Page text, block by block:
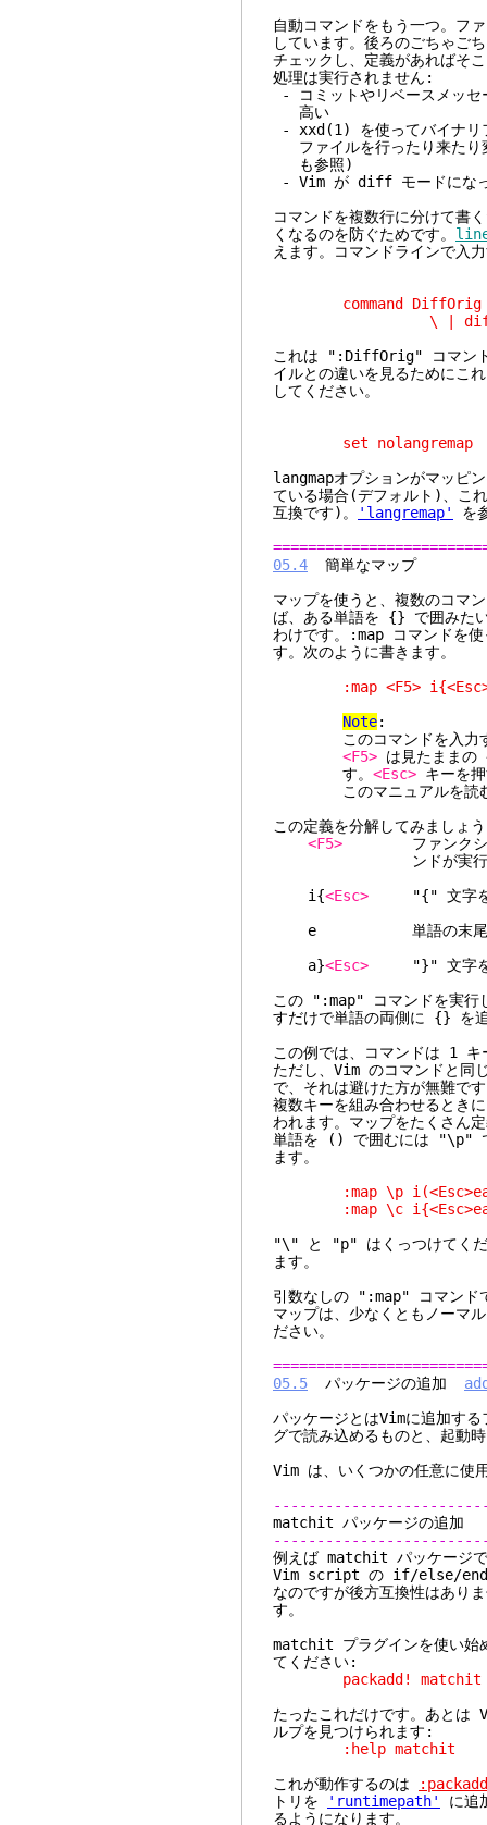
自動コマンドをもう一つ。フ
しています。後ろのごちゃご
チェックし、定義があればそ
処理は実行されません:
- コミットやリベースメッセ
高い
- xxd(1) を使ってバイナリ
ファイルを行ったり来たり
も参照)
- Vim が diff モードにな
コマンドを複数行に分けて書
くなるのを防ぐためです。
えます。コマンドラインで入
command DiffOrig
\ | diffthis |
これは ":DiffOrig" コマンド
イルとの違いを見るためにこ
してください。
set nolangremap
langmapオプションがマッピ
ている場合(デフォルト)、こ
互換です)。
'langremap'
を
05.4 簡単なマップ
マップを使うと、複数のコマ
ば、ある単語を {} で囲みた
わけです。:map コマンドを
す。次のように書きます。
:map <F5>
Note:
このコマンドを入力す
<F5> は見たままの
す。 <Esc> キーを
このマニュアルを読むと
この定義を分解してみましょ
<F5> ファンクション
ンドが実行され
i{<Esc> "{" 文字を
e 単語の末尾に移
a}<Esc> "}" 文字を
この ":map" コマンドを実行
すだけで単語の両側に {} を
この例では、コマンドは 1 キ
ただし、Vim のコマンドと同
で、それは避けた方が無難で
複数キーを組み合わせるとき
われます。マップをたくさん
単語を () で囲むには "\p"
ます。
:map \p
:map \c
"\" と "p" はくっつけてくだ
ます。
引数なしの ":map" コマンド
マップは、少なくともノーマ
ださい。
05.5 パッケージの追加
パッケージとはVimに追加す
グで読み込めるものと、起動
Vim は、いくつかの任意に使
matchit パッケ
例えば matchit パッケージで
Vim script の if/else/endif
なのですが後方互換性はあり
す。
matchit プラグインを使い始
てください:
packadd! matchit
たったこれだけです。あとは
ルプを見つけられます:
:help matchit
これが動作するのは
:packadd
トリを
'runtimepath'
に追
るようになります。